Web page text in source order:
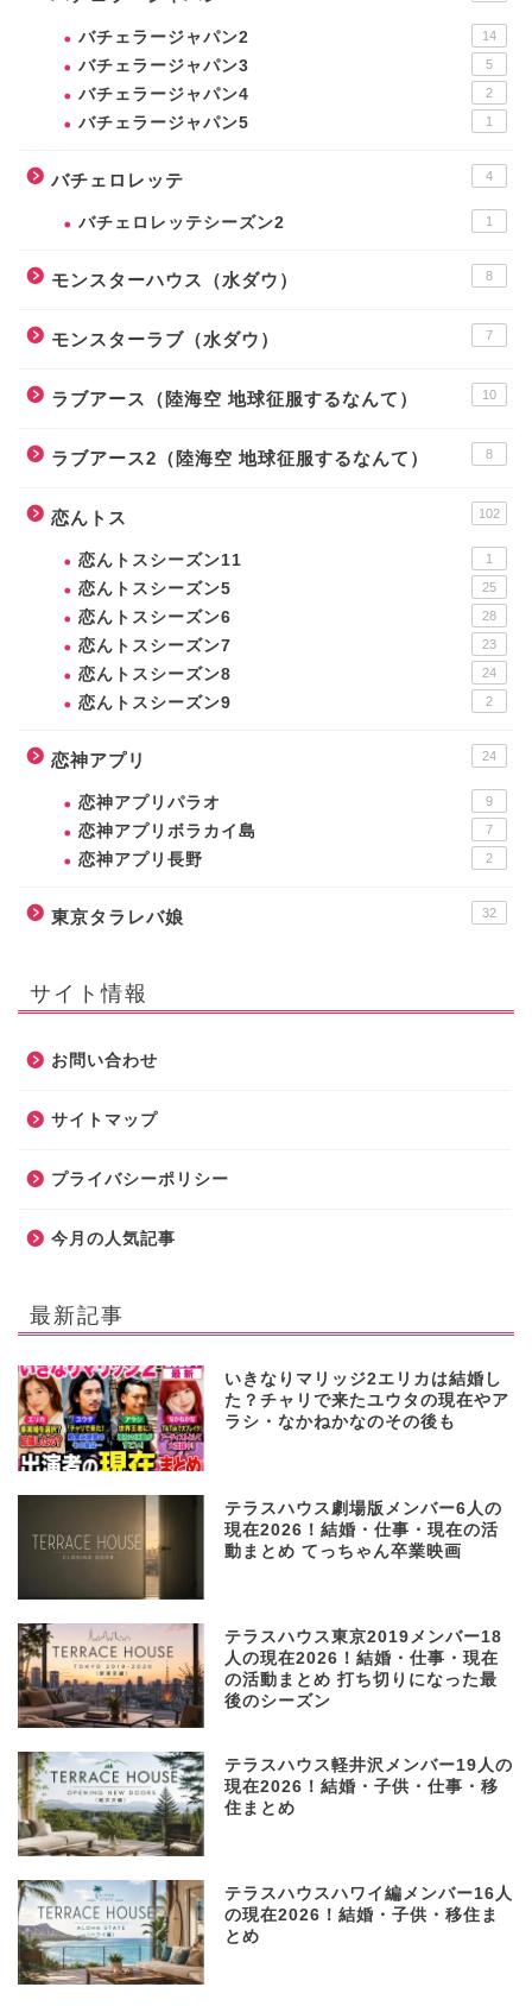
バチェラージャパン2 14
バチェラージャパン3 5
バチェラージャパン4 2
バチェラージャパン5 1
バチェロレッテ 4
バチェロレッテシーズン2 1
モンスターハウス（水ダウ） 8
モンスターラブ（水ダウ） 7
ラブアース（陸海空 地球征服するなんて） 10
ラブアース2（陸海空 地球征服するなんて） 8
恋んトス 102
恋んトスシーズン11 1
恋んトスシーズン5 25
恋んトスシーズン6 28
恋んトスシーズン7 23
恋んトスシーズン8 24
恋んトスシーズン9 2
恋神アプリ 24
恋神アプリパラオ 9
恋神アプリボラカイ島 7
恋神アプリ長野 2
東京タラレバ娘 32
サイト情報
お問い合わせ
サイトマップ
プライバシーポリシー
今月の人気記事
最新記事
いきなりマリッジ2エリカは結婚し
た？チャリで来たユウタの現在やア
ラシ・なかねかなのその後も
テラスハウス劇場版メンバー6人の
現在2026！結婚・仕事・現在の活
動まとめ てっちゃん卒業映画
テラスハウス東京2019メンバー18
人の現在2026！結婚・仕事・現在
の活動まとめ 打ち切りになった最
後のシーズン
テラスハウス軽井沢メンバー19人の
現在2026！結婚・子供・仕事・移
住まとめ
テラスハウスハワイ編メンバー16人
の現在2026！結婚・子供・移住ま
とめ